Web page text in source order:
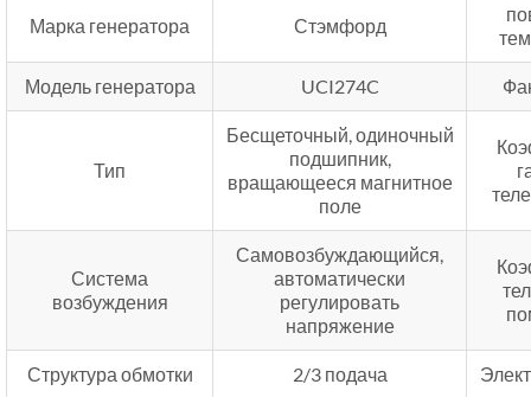
Марка генератора Стэмфорд
Модель генератора UCI274C
Тип
Бесщеточный, одиночный
подшипник,
вращающееся магнитное
поле
Система
возбуждения
Самовозбуждающийся,
автоматически
регулировать
напряжение
Структура обмотки 2/3 подача